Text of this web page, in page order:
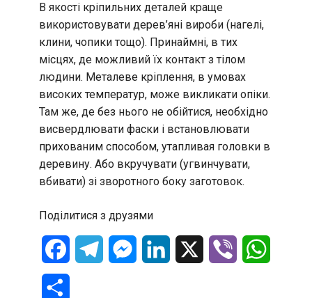
В якості кріпильних деталей краще
використовувати дерев’яні вироби (нагелі,
клини, чопики тощо). Принаймні, в тих
місцях, де можливий їх контакт з тілом
людини. Металеве кріплення, в умовах
високих температур, може викликати опіки.
Там же, де без нього не обійтися, необхідно
висвердлювати фаски і встановлювати
прихованим способом, утапливая головки в
деревину. Або вкручувати (угвинчувати,
вбивати) зі зворотного боку заготовок.
Поділитися з друзями
FacebookTelegramMessenger
LinkedIn Viber